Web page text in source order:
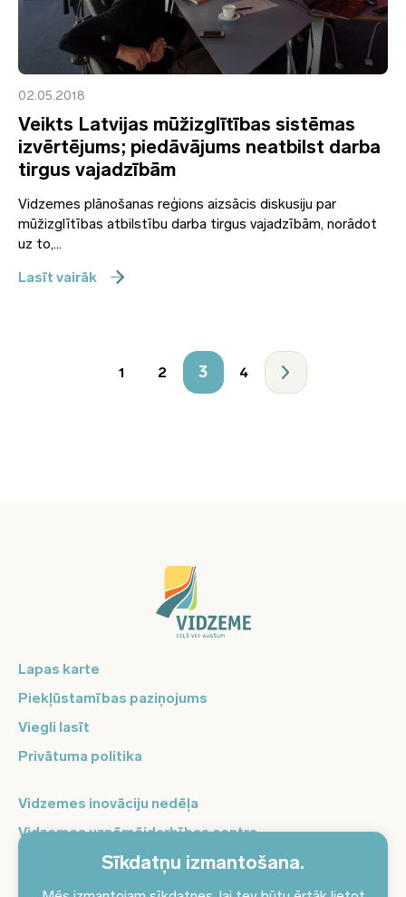
Sīkdatņu izmantošana.
02.05.2018
Veikts Latvijas mūžizglītības sistēmas
izvērtējums; piedāvājums neatbilst darba
tirgus vajadzībām
Vidzemes plānošanas reģions aizsācis diskusiju par
mūžizglītības atbilstību darba tirgus vajadzībām, norādot
uz to,...
Lasīt vairāk
1 2 3 4
Lapas karte
Piekļūstamības paziņojums
Viegli lasīt
Privātuma politika
Vidzemes inovāciju nedēļa
Vidzemes uzņēmējdarbības centrs
Balso Vidzeme
Pierakstieties jaunumiem un saņemiet aktuālākos